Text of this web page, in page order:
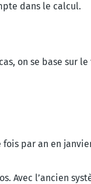
dans le calcul.
on se base sur
par an en
Avec l’ancien